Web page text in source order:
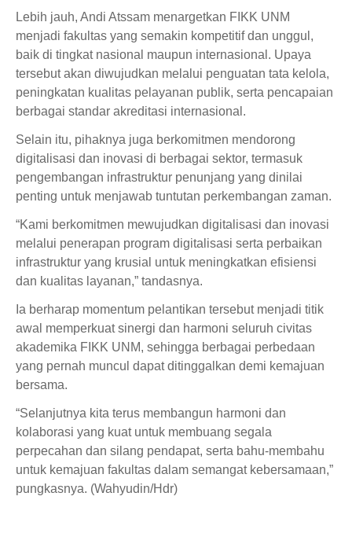
Lebih jauh, Andi Atssam menargetkan FIKK UNM
menjadi fakultas yang semakin kompetitif dan unggul,
baik di tingkat nasional maupun internasional. Upaya
tersebut akan diwujudkan melalui penguatan tata kelola,
peningkatan kualitas pelayanan publik, serta pencapaian
berbagai standar akreditasi internasional.
Selain itu, pihaknya juga berkomitmen mendorong
digitalisasi dan inovasi di berbagai sektor, termasuk
pengembangan infrastruktur penunjang yang dinilai
penting untuk menjawab tuntutan perkembangan zaman.
“Kami berkomitmen mewujudkan digitalisasi dan inovasi
melalui penerapan program digitalisasi serta perbaikan
infrastruktur yang krusial untuk meningkatkan efisiensi
dan kualitas layanan,” tandasnya.
Ia berharap momentum pelantikan tersebut menjadi titik
awal memperkuat sinergi dan harmoni seluruh civitas
akademika FIKK UNM, sehingga berbagai perbedaan
yang pernah muncul dapat ditinggalkan demi kemajuan
bersama.
“Selanjutnya kita terus membangun harmoni dan
kolaborasi yang kuat untuk membuang segala
perpecahan dan silang pendapat, serta bahu-membahu
untuk kemajuan fakultas dalam semangat kebersamaan,”
pungkasnya. (Wahyudin/Hdr)